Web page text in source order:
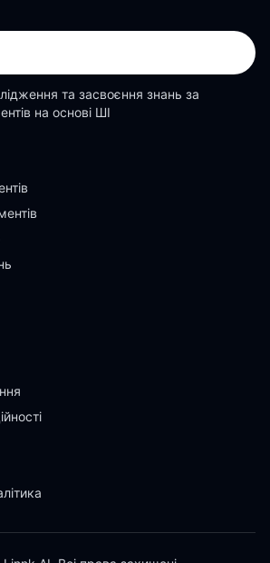
та засвоєння знань за
на основі ШІ